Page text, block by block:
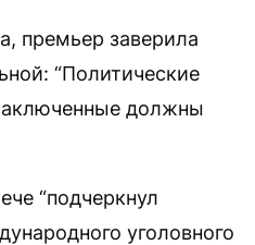
премьер заверила
“Политические
должны
“подчеркнул
уголовного